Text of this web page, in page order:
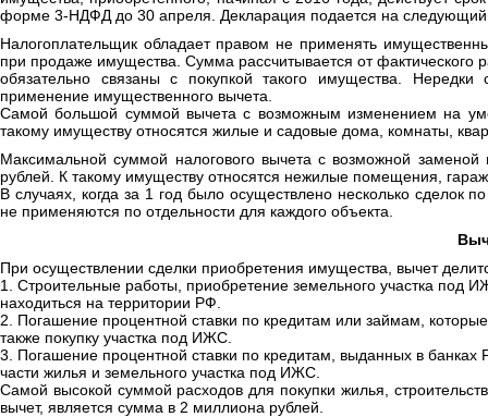
форме 3-НДФД до 30 апреля. Декларация подается на следующий
Налогоплательщик обладает правом не применять
при продаже имущества. Сумма рассчитывается от
обязательно связаны с покупкой такого имущества.
применение имущественного вычета.
Самой большой суммой вычета с возможным изменением на
такому имуществу относятся жилые и садовые дома, комнаты,
Максимальной суммой налогового вычета с возможной
рублей. К такому имуществу относятся нежилые помещения,
В случаях, когда за 1 год было осуществлено несколько сделок
не применяются по отдельности для каждого объекта.
При осуществлении сделки приобретения имущества, вычет
1. Строительные работы, приобретение земельного участка под
находиться на территории РФ.
2. Погашение процентной ставки по кредитам или займам,
также покупку участка под ИЖС.
3. Погашение процентной ставки по кредитам, выданных в
части жилья и земельного участка под ИЖС.
Самой высокой суммой расходов для покупки жилья,
вычет, является сумма в 2 миллиона рублей.